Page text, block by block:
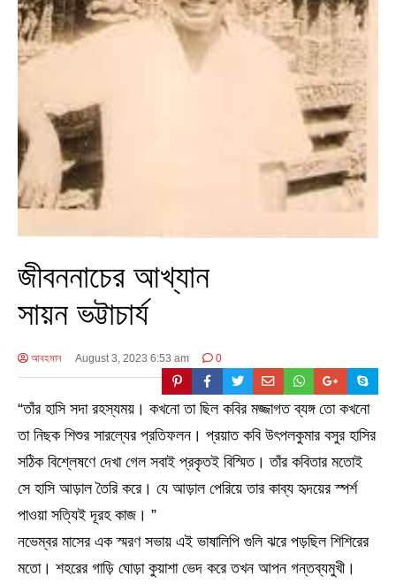
জীবননাচের আখ্যান
সায়ন ভট্টাচার্য
আবহমান August 3, 2023 6:53 am 0
“তাঁর হাসি সদা রহস্যময়। কখনো তা ছিল কবির মজ্জাগত ব্যঙ্গ তো কখনো
তা নিছক শিশুর সারল্যের প্রতিফলন। প্রয়াত কবি উৎপলকুমার বসুর হাসির
সঠিক বিশ্লেষণে দেখা গেল সবাই প্রকৃতই বিস্মিত। তাঁর কবিতার মতোই
সে হাসি আড়াল তৈরি করে। যে আড়াল পেরিয়ে তার কাব্য হৃদয়ের স্পর্শ
পাওয়া সত্যিই দূরহ কাজ। ”
নভেম্বর মাসের এক স্মরণ সভায় এই ভাষালিপি গুলি ঝরে পড়ছিল শিশিরের
মতো। শহরের গাড়ি ঘোড়া কুয়াশা ভেদ করে তখন আপন গন্তব্যমুখী।